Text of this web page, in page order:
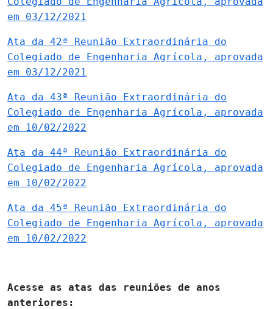
em 03/12/2021
Ata da 42ª Reunião Extraordinária do
Colegiado de Engenharia Agrícola, aprovada
em 03/12/2021
Ata da 43ª Reunião Extraordinária do
Colegiado de Engenharia Agrícola, aprovada
em 10/02/2022
Ata da 44ª Reunião Extraordinária do
Colegiado de Engenharia Agrícola, aprovada
em 10/02/2022
Ata da 45ª Reunião Extraordinária do
Colegiado de Engenharia Agrícola, aprovada
em 10/02/2022
Acesse as atas das reuniões de anos
anteriores: